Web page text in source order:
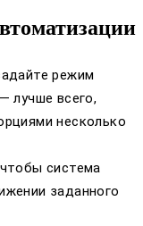
режим
лучше всего,
несколько
система
заданного